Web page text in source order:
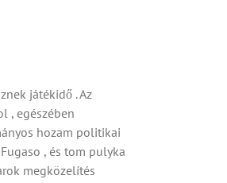
játékidő . Az
, egészében
hozam politikai
, és tom pulyka
megközelítés